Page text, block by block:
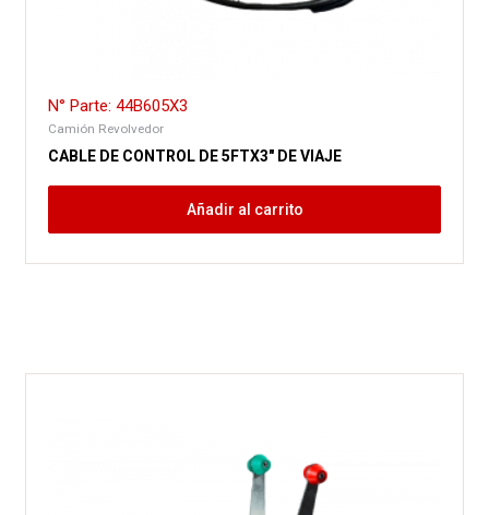
N° Parte: 44B605X3
Camión Revolvedor
CABLE DE CONTROL DE 5FTX3″ DE VIAJE
Añadir al carrito